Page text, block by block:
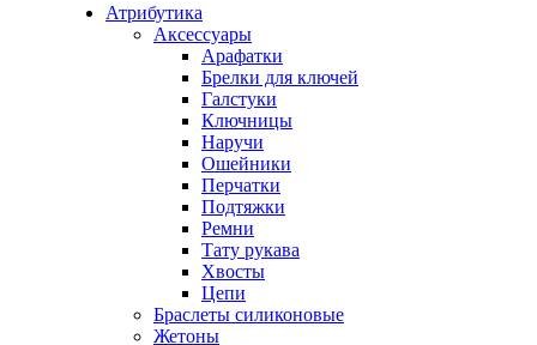
Атрибутика
Аксессуары
Арафатки
Брелки для ключей
Галстуки
Ключницы
Наручи
Ошейники
Перчатки
Подтяжки
Ремни
Тату рукава
Хвосты
Цепи
Браслеты силиконовые
Жетоны